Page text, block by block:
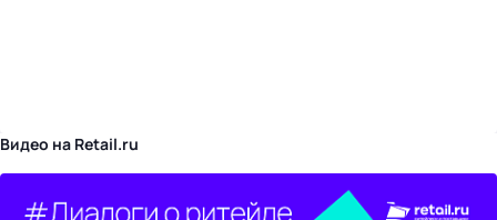
Видео на Retail.ru